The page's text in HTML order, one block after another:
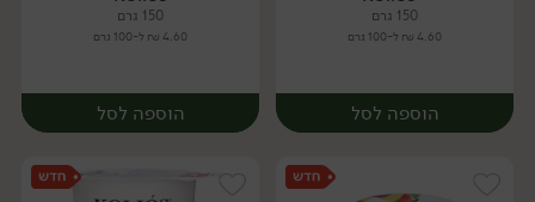
150 גרם
4.60 ₪ ל-100 גרם
הוספה לסל
150 גרם
4.60 ₪ ל-100 גרם
הוספה לסל